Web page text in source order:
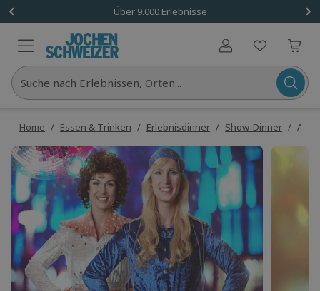
Über 9.000 Erlebnisse
Benutzerkonto
Suche nach Erlebnissen, Orten...
Home / Essen & Trinken / Erlebnisdinner / Show-Dinner /